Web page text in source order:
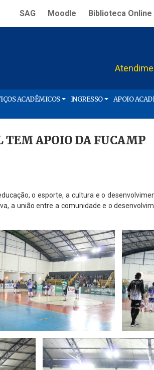
SAG Moodle Biblioteca Online
ACADÊMICOS INGRESSO APOIO
TEM APOIO DA FUCAMP
o esporte, a cultura e o
a união entre a comunidade e o